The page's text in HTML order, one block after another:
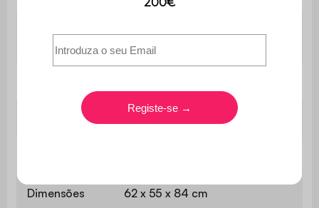
madeira
Não
Apenas para uso doméstico
Dimensões 62 x 55 x 84 cm